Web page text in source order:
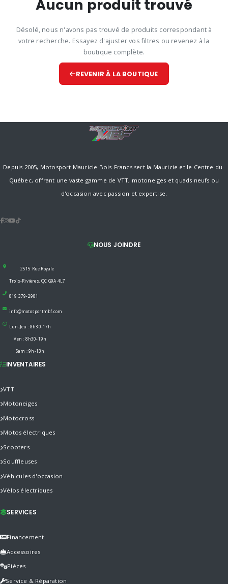
Aucun produit trouvé
Désolé, nous n'avons pas trouvé de produits correspondant à
votre recherche. Essayez d'ajuster vos filtres ou revenez à la
boutique complète.
REVENIR À LA BOUTIQUE
Depuis 2005, Motosport Mauricie Bois-Francs sert la Mauricie et le Centre-du-
Québec, offrant une vaste gamme de VTT, motoneiges et quads neufs ou
d'occasion avec passion et expertise.
NOUS JOINDRE
2515 Rue Royale
Trois-Rivières, QC G9A 4L7
819 379-2981
info@motosportmbf.com
Lun-Jeu : 8h30-17h
Ven : 8h30-19h
Sam : 9h-13h
INVENTAIRES
VTT
Motoneiges
Motocross
Motos électriques
Scooters
Souffleuses
Véhicules d'occasion
Vélos électriques
SERVICES
Financement
Accessoires
Pièces
Service & Réparation